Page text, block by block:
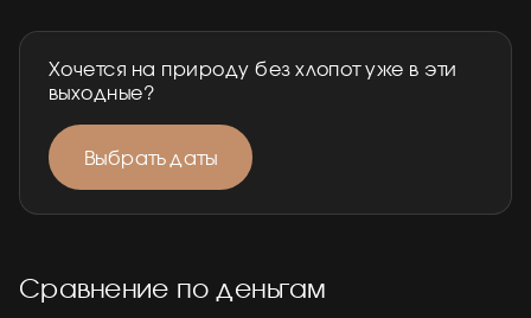
Хочется на природу без хлопот уже в эти
выходные?
Выбрать даты
Сравнение по деньгам